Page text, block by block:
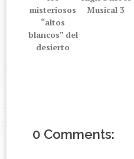
misteriosos
“altos
blancos” del
desierto
Musical 3
0 Comments: